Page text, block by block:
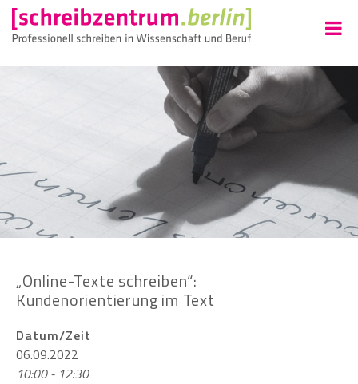
„Online-Texte schreiben“:
Kundenorientierung im Text
Datum/Zeit
06.09.2022
10:00 - 12:30